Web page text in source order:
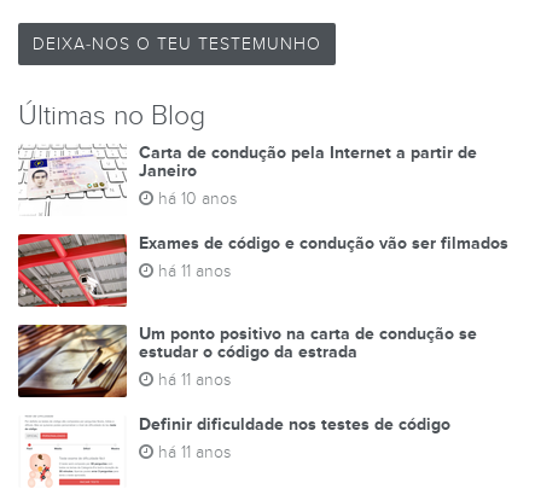
DEIXA-NOS O TEU TESTEMUNHO
Últimas no Blog
Carta de condução pela Internet a partir de
Janeiro
há 10 anos
Exames de código e condução vão ser filmados
há 11 anos
Um ponto positivo na carta de condução se
estudar o código da estrada
há 11 anos
Definir dificuldade nos testes de código
há 11 anos